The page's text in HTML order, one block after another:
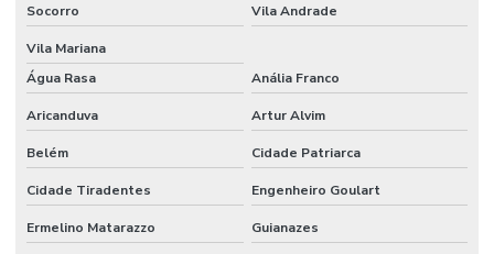
Escritório de engenharia civil em campinas
Estrutura metalica para galpão industrial
Estrutura metálica galpão mezanino
Execução de piso de concreto polido
Instalação de piso
Instalação de piso de concreto
Socorro Vila Andrade
Vila Mariana
Água Rasa
Anália Franco
Aricanduva Artur Alvim
Belém Cidade Patriarca
Cidade Tiradentes Engenheiro Goulart
Ermelino Matarazzo Guianazes